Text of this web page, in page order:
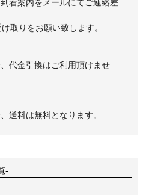
着案内をメールにてご連絡差
取りをお願い致します。
代金引換はご利用頂けませ
送料は無料となります。
-